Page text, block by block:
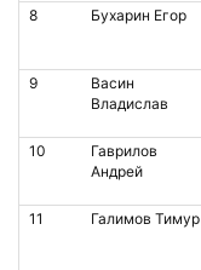
8 Бухарин Егор
9
Васин
Владислав
10
Гаврилов
Андрей
11 Галимов Тимур